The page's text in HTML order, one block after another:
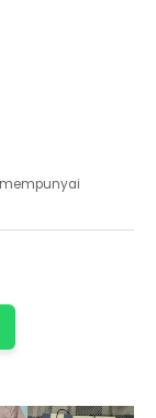
mempunyai